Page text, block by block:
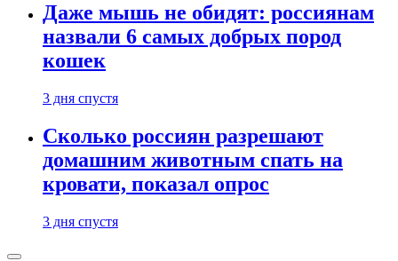
Даже мышь не обидят: россиянам
назвали 6 самых добрых пород
кошек
3 дня спустя
Сколько россиян разрешают
домашним животным спать на
кровати, показал опрос
3 дня спустя